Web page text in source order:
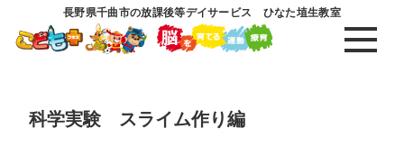
長野県千曲市の放課後等デイサービス ひなた埴生教室
科学実験 スライム作り編